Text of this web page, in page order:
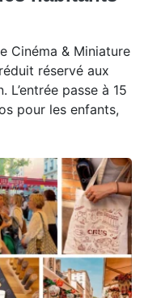
Cinéma & Miniature
réservé aux
passe à 15
pour les enfants,